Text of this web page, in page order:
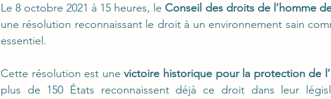
Le 8 octobre 2021 à 15 heures, le Conseil des droits de l’homme
une résolution reconnaissant le droit à un environnement sain
essentiel.
Cette résolution est une victoire historique pour la protection de